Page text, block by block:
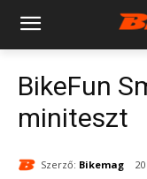
BikeFun
miniteszt
Szerző: Bikemag